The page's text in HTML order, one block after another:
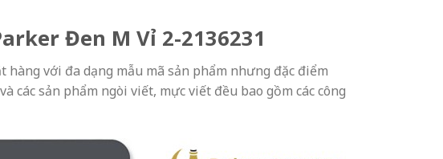
Đen M Vỉ 2-2136231
với đa dạng mẫu mã sản phẩm nhưng đặc điểm
các sản phẩm ngòi viết, mực viết đều bao gồm các công